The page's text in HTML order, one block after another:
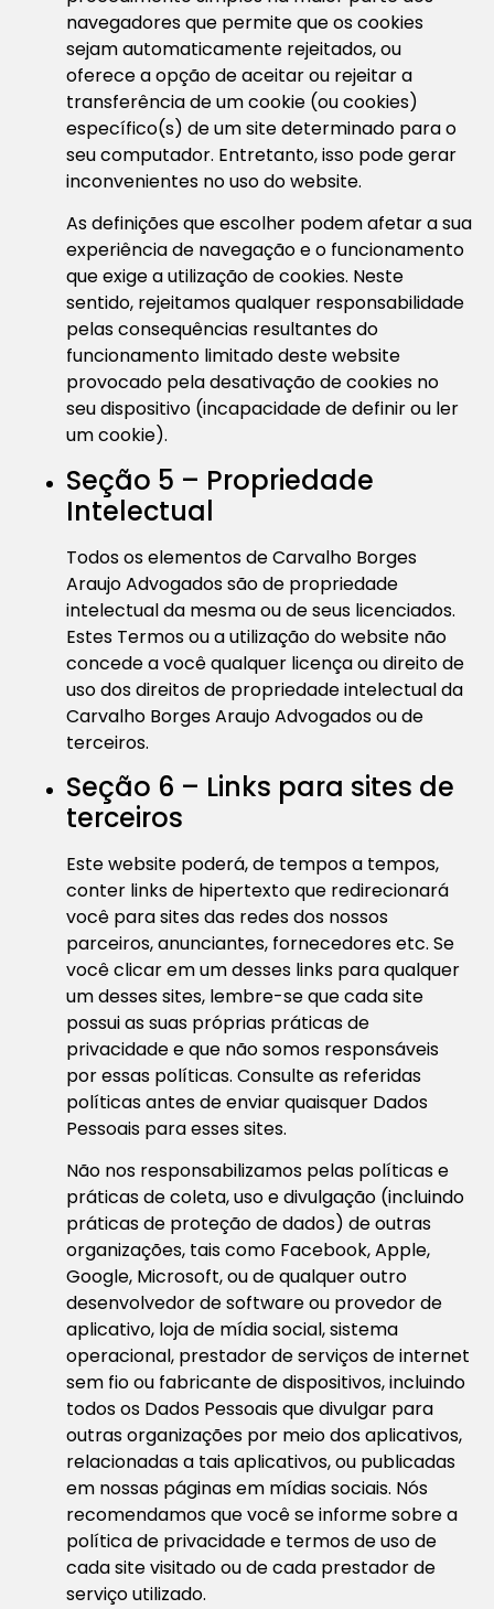
navegadores que permite que os cookies
sejam automaticamente rejeitados, ou
oferece a opção de aceitar ou rejeitar a
transferência de um cookie (ou cookies)
específico(s) de um site determinado para o
seu computador. Entretanto, isso pode gerar
inconvenientes no uso do website.
As definições que escolher podem afetar a sua
experiência de navegação e o funcionamento
que exige a utilização de cookies. Neste
sentido, rejeitamos qualquer responsabilidade
pelas consequências resultantes do
funcionamento limitado deste website
provocado pela desativação de cookies no
seu dispositivo (incapacidade de definir ou ler
um cookie).
Seção 5 – Propriedade
Intelectual
Todos os elementos de Carvalho Borges
Araujo Advogados são de propriedade
intelectual da mesma ou de seus licenciados.
Estes Termos ou a utilização do website não
concede a você qualquer licença ou direito de
uso dos direitos de propriedade intelectual da
Carvalho Borges Araujo Advogados ou de
terceiros.
Seção 6 – Links para sites de
terceiros
Este website poderá, de tempos a tempos,
conter links de hipertexto que redirecionará
você para sites das redes dos nossos
parceiros, anunciantes, fornecedores etc. Se
você clicar em um desses links para qualquer
um desses sites, lembre-se que cada site
possui as suas próprias práticas de
privacidade e que não somos responsáveis
por essas políticas. Consulte as referidas
políticas antes de enviar quaisquer Dados
Pessoais para esses sites.
Não nos responsabilizamos pelas políticas e
práticas de coleta, uso e divulgação (incluindo
práticas de proteção de dados) de outras
organizações, tais como Facebook, Apple,
Google, Microsoft, ou de qualquer outro
desenvolvedor de software ou provedor de
aplicativo, loja de mídia social, sistema
operacional, prestador de serviços de internet
sem fio ou fabricante de dispositivos, incluindo
todos os Dados Pessoais que divulgar para
outras organizações por meio dos aplicativos,
relacionadas a tais aplicativos, ou publicadas
em nossas páginas em mídias sociais. Nós
recomendamos que você se informe sobre a
política de privacidade e termos de uso de
cada site visitado ou de cada prestador de
serviço utilizado.